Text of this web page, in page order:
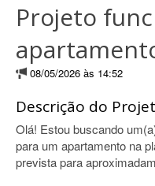
Projeto
08/05/2026 às 14:52
Descrição do
Olá! Estou buscando
para um apartamento na
prevista para